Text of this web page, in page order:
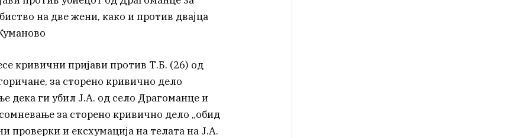
на две жени, како и против двајца
кривични пријави против Т.Б. (26) од
за сторено кривично дело
дека ги убил Ј.А. од село Драгоманце и
за сторено кривично дело „обид
проверки и ексхумација на телата на Ј.А.